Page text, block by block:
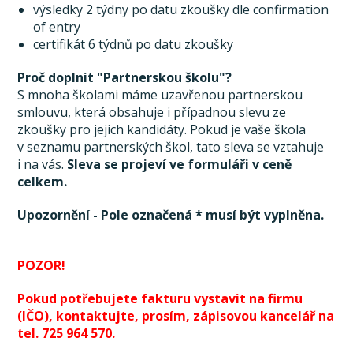
výsledky 2 týdny po datu zkoušky dle confirmation
of entry
certifikát 6 týdnů po datu zkoušky
Proč doplnit "Partnerskou školu"?
S mnoha školami máme uzavřenou partnerskou
smlouvu, která obsahuje i případnou slevu ze
zkoušky pro jejich kandidáty. Pokud je vaše škola
v seznamu partnerských škol, tato sleva se vztahuje
i na vás. Sleva se projeví ve formuláři v ceně
celkem.
Upozornění - Pole označená * musí být vyplněna.
POZOR!
Pokud potřebujete fakturu vystavit na firmu
(IČO), kontaktujte, prosím, zápisovou kancelář na
tel. 725 964 570.